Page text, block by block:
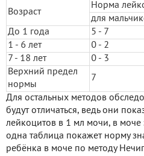
Возраст
Норма
для
До 1 года
5 - 7
1 - 6 лет
0 - 2
7 - 18 лет
0 - 3
Верхний предел
нормы
7
Для остальных методов
будут отличаться, ведь они
лейкоцитов в 1 мл мочи, в моче
одна таблица покажет норму
ребёнка в моче по методу